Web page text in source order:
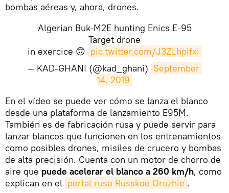
bombas aéreas y, ahora, drones.
Algerian Buk-M2E hunting Enics E-95
Target drone
in exercice 🙃 pic.twitter.com/J3ZLhpIfxi
— KAD-GHANI (@kad_ghani) September
14, 2019
En el vídeo se puede ver cómo se lanza el blanco
desde una plataforma de lanzamiento E95M.
También es de fabricación rusa y puede servir para
lanzar blancos que funcionen en los entrenamientos
como posibles drones, misiles de crucero y bombas
de alta precisión. Cuenta con un motor de chorro de
aire que puede acelerar el blanco a 260 km/h, como
explican en el portal ruso Russkoe Oruzhie .